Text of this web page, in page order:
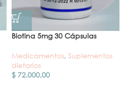
Biotina 5mg 30 Cápsulas
Medicamentos, Suplementos
dietarios
$ 72.000,00